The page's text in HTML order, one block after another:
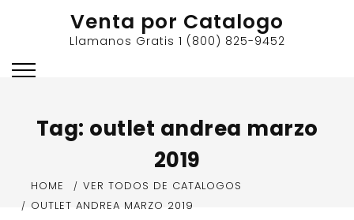
Venta por Catalogo
Llamanos Gratis 1 (800) 825-9452
Tag: outlet andrea marzo
2019
HOME
VER TODOS DE CATALOGOS
OUTLET ANDREA MARZO 2019